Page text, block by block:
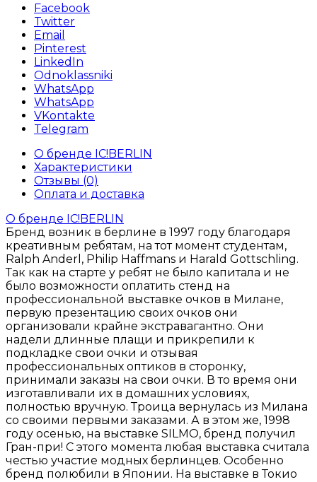
Facebook
Twitter
Email
Pinterest
LinkedIn
Odnoklassniki
WhatsApp
WhatsApp
VKontakte
Telegram
О бренде IC!BERLIN
Характеристики
Отзывы (0)
Оплата и доставка
О бренде IC!BERLIN
Бренд возник в берлине в 1997 году благодаря
креативным ребятам, на тот момент студентам,
Ralph Anderl, Philip Haffmans и Harald Gottschling.
Так как на старте у ребят не было капитала и не
было возможности оплатить стенд на
профессиональной выставке очков в Милане,
первую презентацию своих очков они
организовали крайне экстравагантно. Они
надели длинные плащи и прикрепили к
подкладке свои очки и отзывая
профессиональных оптиков в сторонку,
принимали заказы на свои очки. В то время они
изготавливали их в домашних условиях,
полностью вручную. Троица вернулась из Милана
со своими первыми заказами. А в этом же, 1998
году осенью, на выставке SILMO, бренд получил
Гран-при! С этого момента любая выставка считала
честью участие модных берлинцев. Особенно
бренд полюбили в Японии. На выставке в Токио